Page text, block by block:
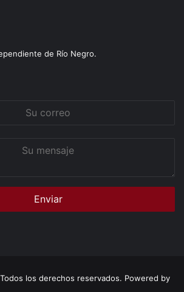
de Río Negro.
los derechos reservados. Powered by